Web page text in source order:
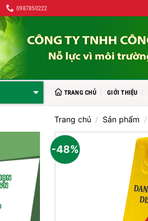
0987850222
TRANG CHỦ GIỚI THIỆU
Trang chủ / Sản phẩm /
-48%